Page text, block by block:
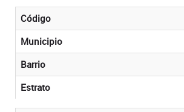
Código
Municipio
Barrio
Estrato